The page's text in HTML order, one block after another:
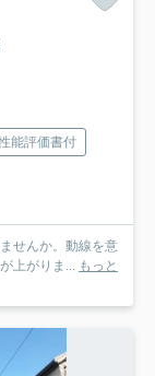
能評価書付
せんか。動線を意
上がりま... もっと